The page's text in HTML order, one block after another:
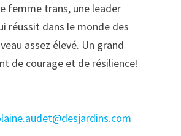
femme trans, une leader
réussit dans le monde des
assez élevé. Un grand
de courage et de résilience!